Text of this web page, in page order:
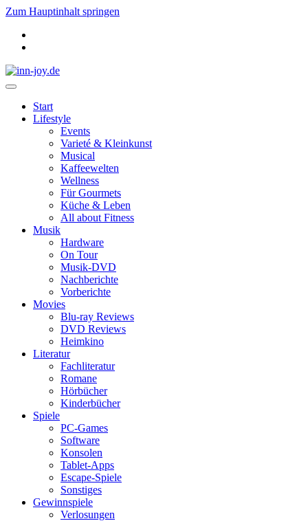
Zum Hauptinhalt springen
Start
Lifestyle
Events
Varieté & Kleinkunst
Musical
Kaffeewelten
Wellness
Für Gourmets
Küche & Leben
All about Fitness
Musik
Hardware
On Tour
Musik-DVD
Nachberichte
Vorberichte
Movies
Blu-ray Reviews
DVD Reviews
Heimkino
Literatur
Fachliteratur
Romane
Hörbücher
Kinderbücher
Spiele
PC-Games
Software
Konsolen
Tablet-Apps
Escape-Spiele
Sonstiges
Gewinnspiele
Verlosungen